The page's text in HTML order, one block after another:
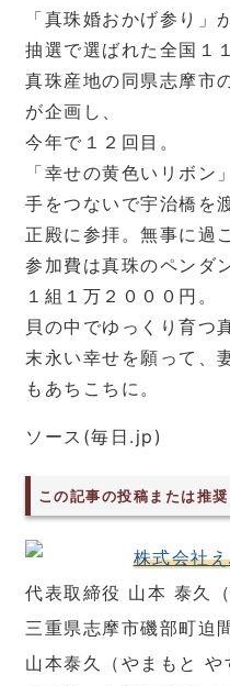
「真珠婚おかげ参り」
抽選で選ばれた全国１
真珠産地の同県志摩市
が企画し、
今年で１２回目。
「幸せの黄色いリボン
手をつないで宇治橋を
正殿に参拝。無事に過
参加費は真珠のペンダ
１組１万２０００円。
貝の中でゆっくり育つ
末永い幸せを願って、
もあちこちに。
ソース(毎日.jp)
この記事の投稿または推
株式会社
代表取締役 山本 泰久
三重県志摩市磯部町迫
山本泰久（やまもと や